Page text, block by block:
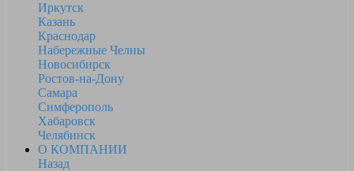
Иркутск
Казань
Краснодар
Набережные Челны
Новосибирск
Ростов-на-Дону
Самара
Симферополь
Хабаровск
Челябинск
О КОМПАНИИ
Назад